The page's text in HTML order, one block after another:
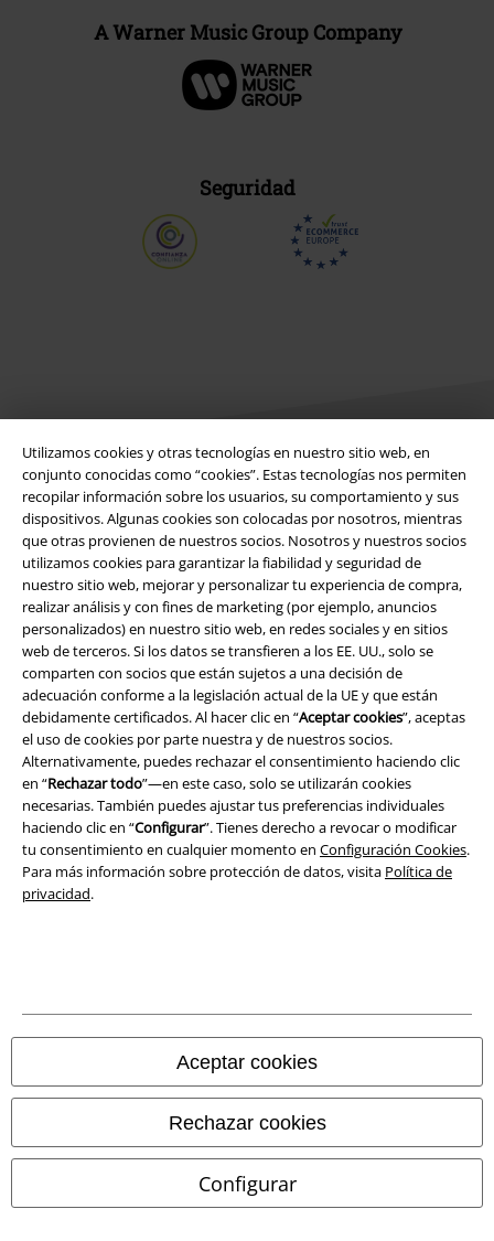
Utilizamos cookies y otras tecnologías en nuestro sitio web, en
conjunto conocidas como “cookies”. Estas tecnologías nos permiten
recopilar información sobre los usuarios, su comportamiento y sus
dispositivos. Algunas cookies son colocadas por nosotros, mientras
que otras provienen de nuestros socios. Nosotros y nuestros socios
utilizamos cookies para garantizar la fiabilidad y seguridad de
nuestro sitio web, mejorar y personalizar tu experiencia de compra,
realizar análisis y con fines de marketing (por ejemplo, anuncios
personalizados) en nuestro sitio web, en redes sociales y en sitios
web de terceros. Si los datos se transfieren a los EE. UU., solo se
comparten con socios que están sujetos a una decisión de
adecuación conforme a la legislación actual de la UE y que están
debidamente certificados. Al hacer clic en “Aceptar cookies”, aceptas
el uso de cookies por parte nuestra y de nuestros socios.
Alternativamente, puedes rechazar el consentimiento haciendo clic
en “Rechazar todo”—en este caso, solo se utilizarán cookies
necesarias. También puedes ajustar tus preferencias individuales
haciendo clic en “Configurar”. Tienes derecho a revocar o modificar
tu consentimiento en cualquier momento en Configuración Cookies.
Para más información sobre protección de datos, visita Política de
privacidad.
Aceptar cookies
Rechazar cookies
Configurar
A Warner Music Group Company
Seguridad
Legal
Términos y Condiciones
Aviso Legal
Ley protección de datos
Eliminación de residuos y protección del medioambiente
Declaración de Conformidad
Información sobre accesibilidad
Configuración Cookies
Cancelar pedido
Tiendas EMP online
EMP International